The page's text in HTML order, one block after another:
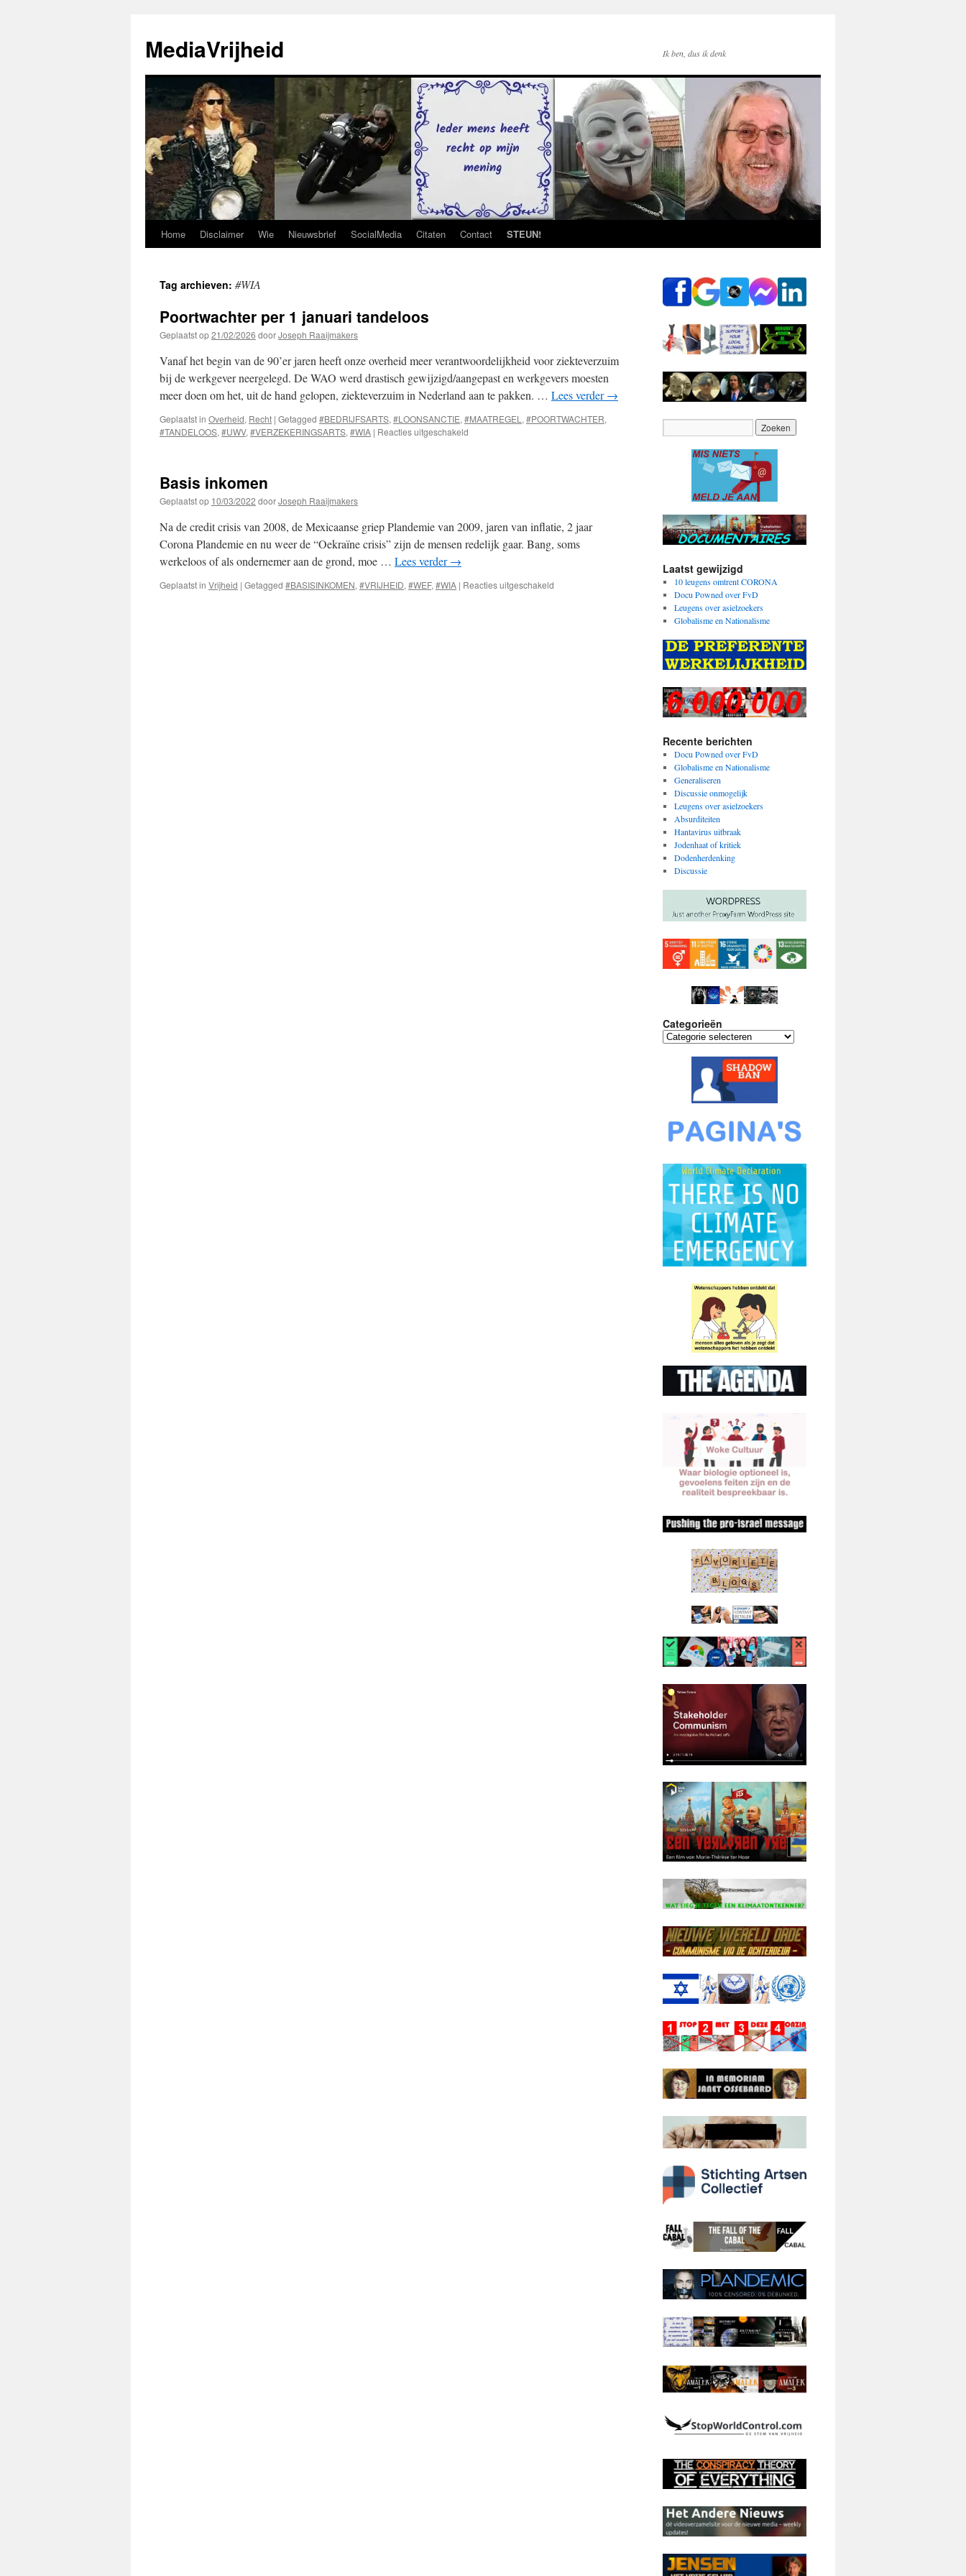
de
inhoud
MediaVrijheid Ik ben, dus ik denk
Home Disclaimer Wie Nieuwsbrief SocialMedia Citaten Contact STEUN!
Tag archieven: #WIA
Poortwachter per 1 januari tandeloos
Geplaatst op21/02/2026 doorJoseph Raaijmakers
Vanaf het begin van de 90’er jaren heeft onze overheid meer verantwoordelijkheid voor ziekteverzuim
bij de werkgever neergelegd. De WAO werd drastisch gewijzigd/aangepast en werkgevers moesten
meer doen om het, uit de hand gelopen, ziekteverzuim in Nederland aan te pakken. … Lees verder→
Geplaatst in Overheid, Recht | Getagged #BEDRIJFSARTS, #LOONSANCTIE, #MAATREGEL , #POORTWACHTER,
#TANDELOOS, #UWV, #VERZEKERINGSARTS, #WIA | Reacties uitgeschakeld
Basis inkomen
Geplaatst op 10/03/2022 doorJoseph Raaijmakers
Na de credit crisis van 2008, de Mexicaanse griep Plandemie van 2009, jaren van inflatie, 2 jaar
Corona Plandemie en nu weer de “Oekraïne crisis” zijn de mensen redelijk gaar. Bang, soms
werkeloos of als ondernemer aan de grond, moe … Lees verder→
Geplaatst in Vrijheid | Getagged #BASISINKOMEN, #VRIJHEID, #WEF, #WIA | Reacties uitgeschakeld
Laatst gewijzigd
10 leugens omtrent CORONA
Docu Powned over FvD
Leugens over asielzoekers
Globalisme en Nationalisme
Recente berichten
Docu Powned over FvD
Globalisme en Nationalisme
Generaliseren
Discussie onmogelijk
Leugens over asielzoekers
Absurditeiten
Hantavirus uitbraak
Jodenhaat of kritiek
Dodenherdenking
Discussie
Categorieën
Categorieën